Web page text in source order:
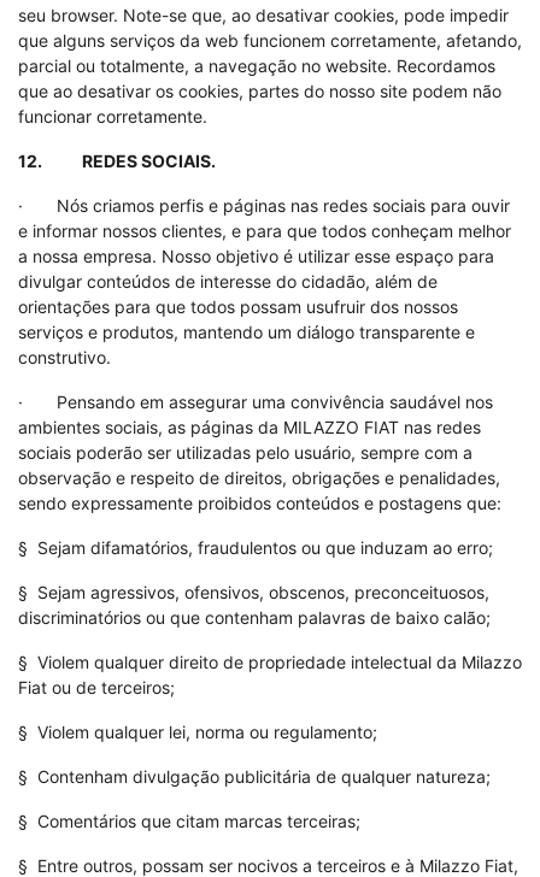
seu browser. Note-se que, ao desativar cookies, pode impedir
que alguns serviços da web funcionem corretamente, afetando,
parcial ou totalmente, a navegação no website. Recordamos
que ao desativar os cookies, partes do nosso site podem não
funcionar corretamente.
12. REDES SOCIAIS.
· Nós criamos perfis e páginas nas redes sociais para ouvir
e informar nossos clientes, e para que todos conheçam melhor
a nossa empresa. Nosso objetivo é utilizar esse espaço para
divulgar conteúdos de interesse do cidadão, além de
orientações para que todos possam usufruir dos nossos
serviços e produtos, mantendo um diálogo transparente e
construtivo.
· Pensando em assegurar uma convivência saudável nos
ambientes sociais, as páginas da MILAZZO FIAT nas redes
sociais poderão ser utilizadas pelo usuário, sempre com a
observação e respeito de direitos, obrigações e penalidades,
sendo expressamente proibidos conteúdos e postagens que:
§ Sejam difamatórios, fraudulentos ou que induzam ao erro;
§ Sejam agressivos, ofensivos, obscenos, preconceituosos,
discriminatórios ou que contenham palavras de baixo calão;
§ Violem qualquer direito de propriedade intelectual da Milazzo
Fiat ou de terceiros;
§ Violem qualquer lei, norma ou regulamento;
§ Contenham divulgação publicitária de qualquer natureza;
§ Comentários que citam marcas terceiras;
§ Entre outros, possam ser nocivos a terceiros e à Milazzo Fiat,